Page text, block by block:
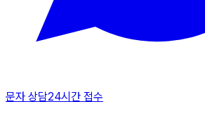
문자 상담24시간 접수